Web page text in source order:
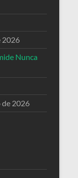
2026
Nunca
de 2026